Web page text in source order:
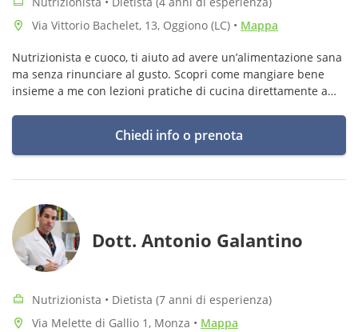
Via Vittorio Bachelet, 13, Oggiono (LC) • Mappa
Nutrizionista e cuoco, ti aiuto ad avere un’alimentazione sana
ma senza rinunciare al gusto. Scopri come mangiare bene
insieme a me con lezioni pratiche di cucina direttamente a
Chiedi info o prenota
Dott. Antonio Galantino
Nutrizionista • Dietista (7 anni di esperienza)
Via Melette di Gallio 1, Monza • Mappa